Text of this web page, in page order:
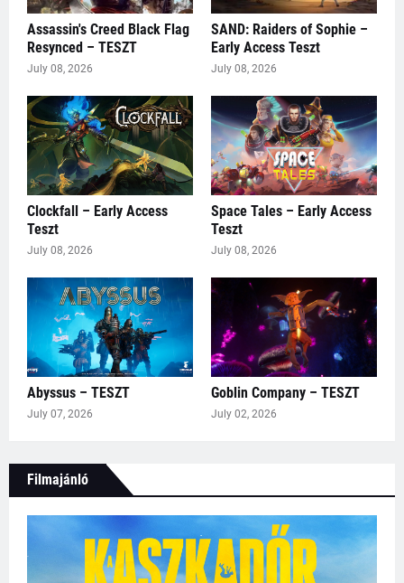
Assassin's Creed Black Flag
Resynced – TESZT
July 08, 2026
SAND: Raiders of Sophie –
Early Access Teszt
July 08, 2026
Clockfall – Early Access
Teszt
July 08, 2026
Space Tales – Early Access
Teszt
July 08, 2026
Abyssus – TESZT
July 07, 2026
Goblin Company – TESZT
July 02, 2026
Filmajánló